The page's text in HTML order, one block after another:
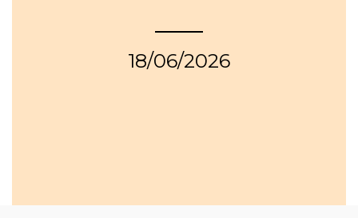
18/06/2026